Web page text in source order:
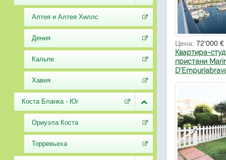
Алтея и Алтея Хиллс
Дения
Кальпе
Хавея
Коста Бланка - Юг
Ориуэла Коста
Торревьеха
Цена: 72'000 €
Квартира-
пристани